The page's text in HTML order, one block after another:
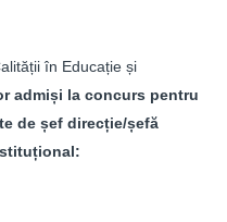
în Educație și
admiși la concurs pentru
de șef direcție/șefă